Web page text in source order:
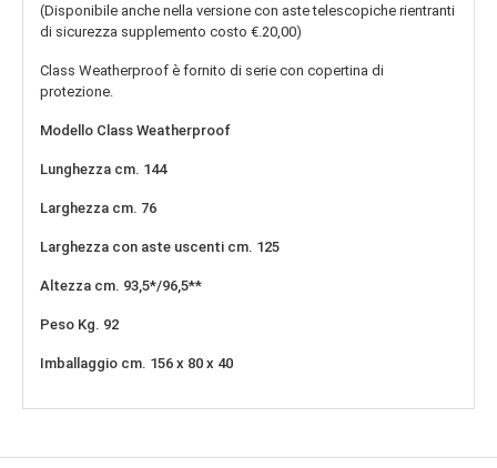
(Disponibile anche nella versione con aste telescopiche rientranti
di sicurezza supplemento costo €.20,00)
Class Weatherproof è fornito di serie con copertina di
protezione.
Modello Class Weatherproof
Lunghezza cm. 144
Larghezza cm. 76
Larghezza con aste uscenti cm. 125
Altezza cm. 93,5*/96,5**
Peso Kg. 92
Imballaggio cm. 156 x 80 x 40